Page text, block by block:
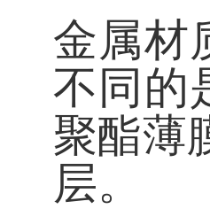
金属材
不同的
聚酯薄
层。